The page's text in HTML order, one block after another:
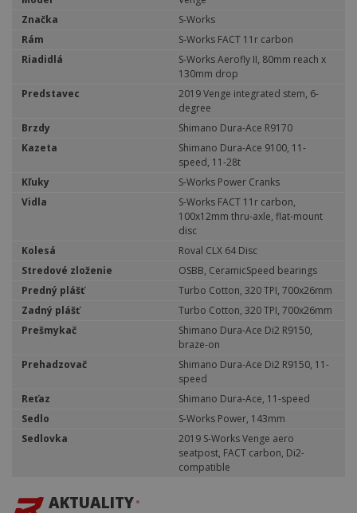
Značka
S-Works
Rám
S-Works FACT 11r carbon
Riadidlá
S-Works Aerofly II, 80mm reach x
130mm drop
Predstavec
2019 Venge integrated stem, 6-
degree
Brzdy
Shimano Dura-Ace R9170
Kazeta
Shimano Dura-Ace 9100, 11-
speed, 11-28t
Kľuky
S-Works Power Cranks
Vidla
S-Works FACT 11r carbon,
100x12mm thru-axle, flat-mount
disc
Kolesá
Roval CLX 64 Disc
Stredové zloženie
OSBB, CeramicSpeed bearings
Predný plášť
Turbo Cotton, 320 TPI, 700x26mm
Zadný plášť
Turbo Cotton, 320 TPI, 700x26mm
Prešmykač
Shimano Dura-Ace Di2 R9150,
braze-on
Prehadzovač
Shimano Dura-Ace Di2 R9150, 11-
speed
Reťaz
Shimano Dura-Ace, 11-speed
Sedlo
S-Works Power, 143mm
Sedlovka
2019 S-Works Venge aero
seatpost, FACT carbon, Di2-
compatible
AKTUALITY